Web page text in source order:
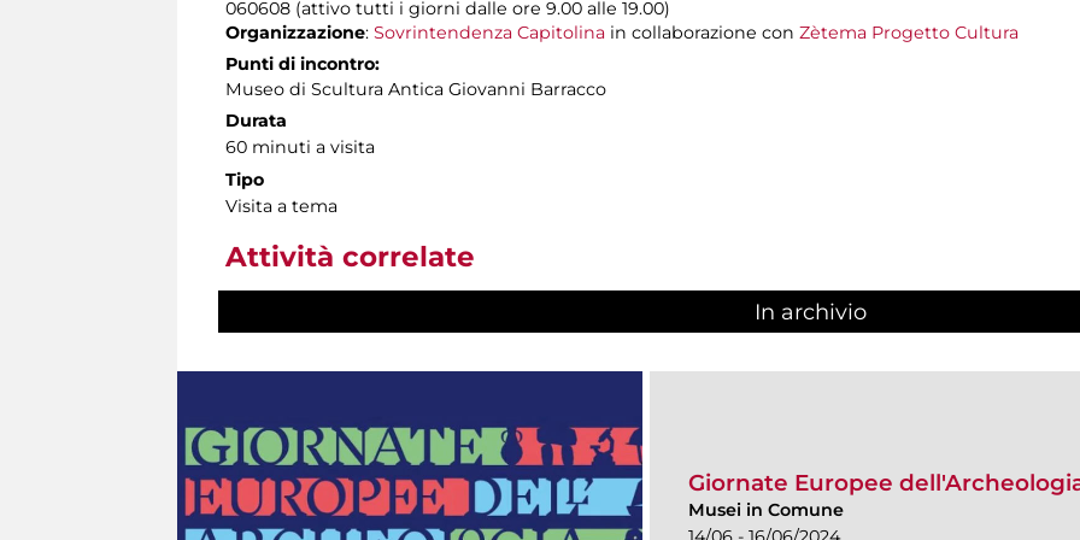
060608 (attivo tutti i giorni dalle ore 9.00 alle 19.00)
Organizzazione: Sovrintendenza Capitolina in collaborazione con Zètema Progetto Cultura
Punti di incontro:
Museo di Scultura Antica Giovanni Barracco
Durata
60 minuti a visita
Tipo
Visita a tema
Attività correlate
In archivio
Giornate Europee
Musei in Comune